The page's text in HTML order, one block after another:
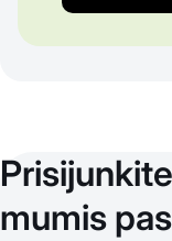
mumis